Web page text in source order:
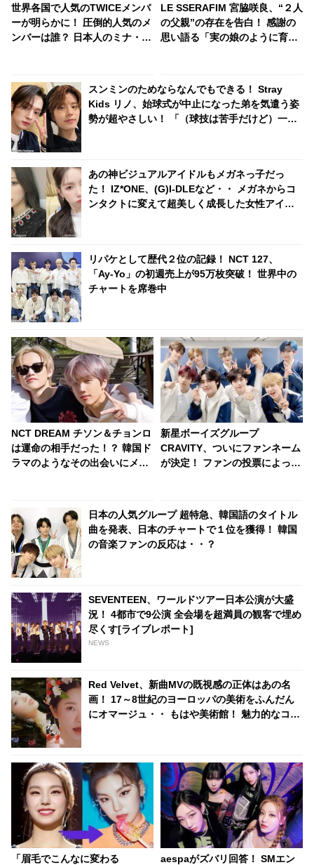
世界各国で人気のTWICEメンバ
ーが明らかに！ 圧倒的人気のメ
ンバーは誰？ 日本人のミナ・サ
LE SSERAFIM 宮脇咲良、“２人
の父親”の存在を告白！ 感謝の
思い語る「実の娘のように育て
る彼女に称賛の声
スンミンのためならなんでもできる！ Stray
Kids リノ、始球式が中止になった弟を気遣う姿
勢が超やさしい！ 「（球技は苦手だけど）一緒
あの神ビジュアルアイドルもメガネっ子だっ
た！ IZ*ONE、(G)I-DLEなど・・ メガネからコ
ンタクトに変えて超美しく成長した女性アイド
リパケとして歴代２位の記録！ NCT 127、
「Ay-Yo」の初週売上が95万枚突破！ 世界中の
チャートを席巻中
NCT DREAM チソン＆チョンロ
は運命の相手だった！？ 韓国ド
ラマのようなその出会いにメン
新星ボーイズグループ
CRAVITY、ついにファンネーム
が決定！ ファンの投票によって
日本の人気グループ 超特急、韓国語のタイトル
曲を発表、日本のチャートで１位を獲得！ 韓国
の音楽ファンの反応は・・？
SEVENTEEN、ワールドツアー日本公演が大盛
況！ 4都市で9公演 全会場を超満員の観客で埋め
尽くす[ライブレポート]
NEWS
Red Velvet、新曲MVの既視感の正体はあの名
画！ 17～8世紀のヨーロッパの美術をふんだん
にオマージュ・・ もはや美術館！ 魅力的なコン
「眉毛でこんなに変わる
aespaがズバリ回答！ SMエン